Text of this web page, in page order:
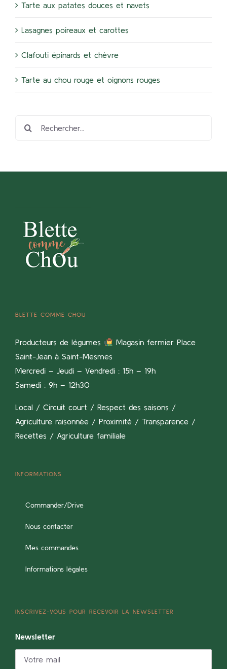
Tarte aux patates douces et navets
Lasagnes poireaux et carottes
Clafouti épinards et chèvre
Tarte au chou rouge et oignons rouges
BLETTE COMME CHOU
Producteurs de légumes
Magasin fermier Place
Saint-Jean à Saint-Mesmes
Mercredi – Jeudi – Vendredi : 15h – 19h
Samedi : 9h – 12h30
Local / Circuit court / Respect des saisons /
Agriculture raisonnée / Proximité / Transparence /
Recettes / Agriculture familiale
INFORMATIONS
Commander/Drive
Nous contacter
Mes commandes
Informations légales
INSCRIVEZ-VOUS POUR RECEVOIR LA NEWSLETTER
Newsletter